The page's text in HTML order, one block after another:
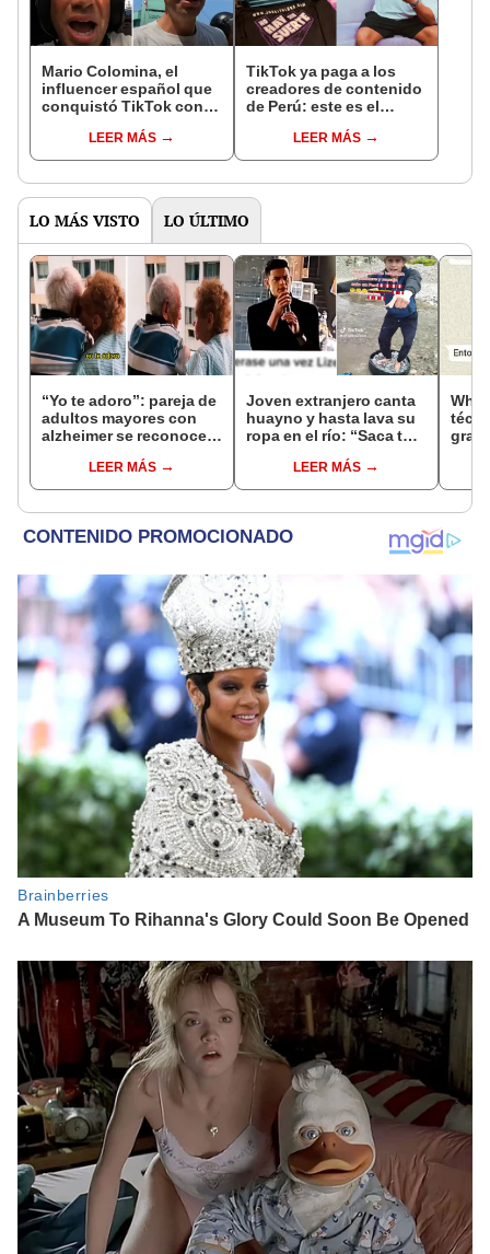
Mario Colomina, el
influencer español que
conquistó TikTok con
"Mi amor nació por la
gastronomía"
LEER MÁS
TikTok ya paga a los
creadores de contenido
de Perú: este es el
llegar a cobrar por 1.000
vistas
LEER MÁS
LO MÁS VISTO LO ÚLTIMO
“Yo te adoro”: pareja de
adultos mayores con
alzheimer se reconocen
romántico momento
LEER MÁS
Joven extranjero canta
huayno y hasta lava su
ropa en el río: “Saca tu
LEER MÁS